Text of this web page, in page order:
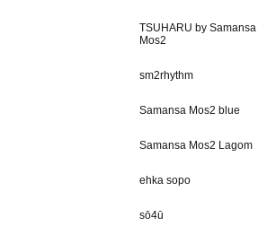
TSUHARU by Samansa
Mos2
sm2rhythm
Samansa Mos2 blue
Samansa Mos2 Lagom
ehka sopo
sō4ū